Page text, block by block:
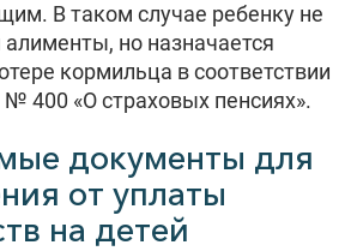
В таком случае ребенку не
но назначается
кормильца в соответствии
400 «О страховых пенсиях».
документы для
от уплаты
на детей